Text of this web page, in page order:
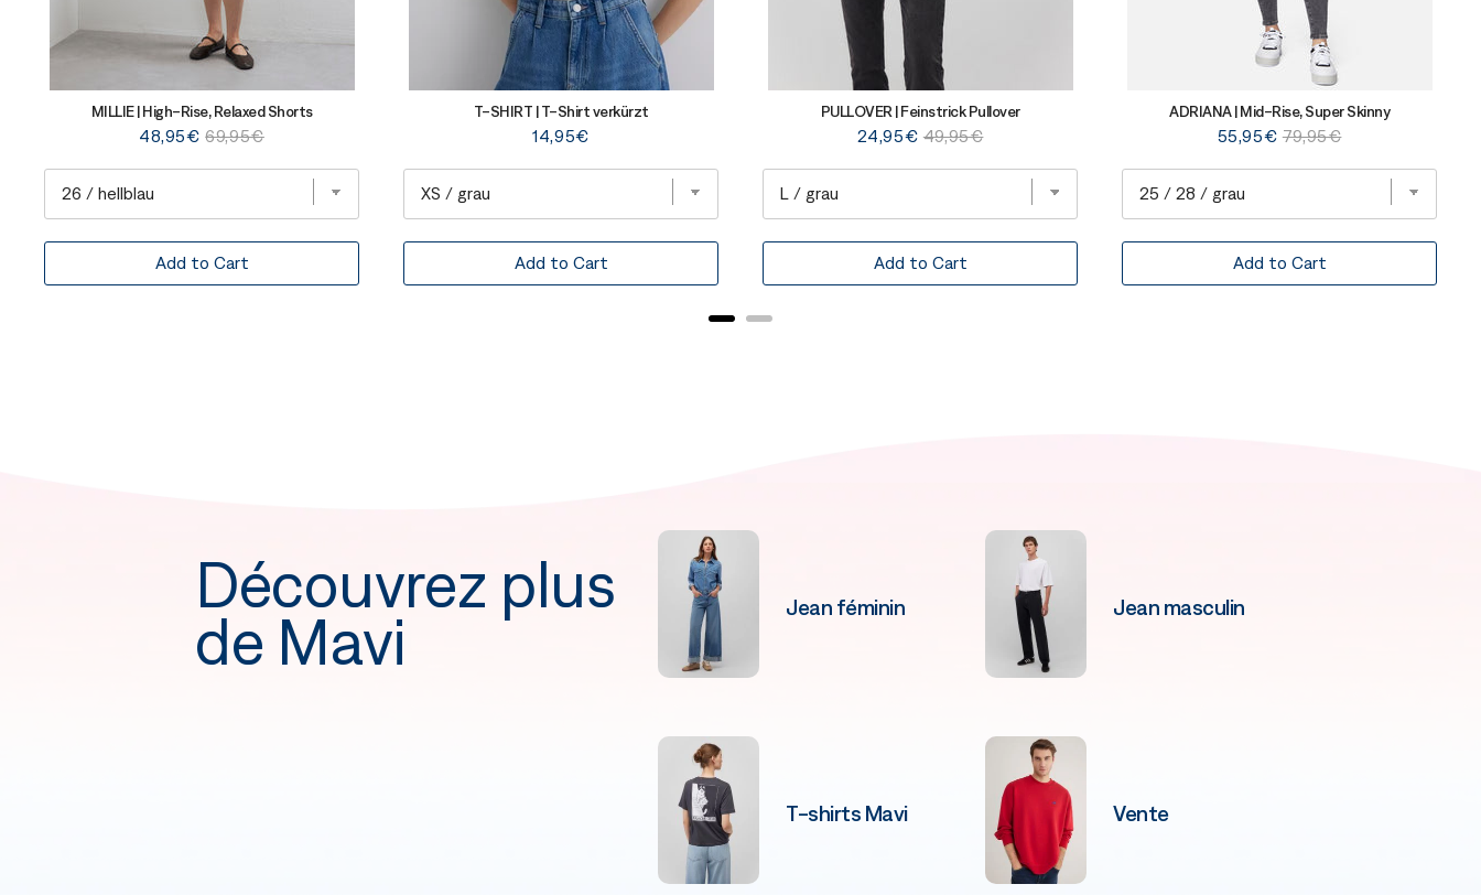
MILLIE | High-Rise, Relaxed Shorts
Sale
48,95€ Original
69,95€
Add to Cart
T-SHIRT | T-Shirt verkürzt
Price
14,95€
Add to Cart
PULLOVER | Feinstrick Pullover
Sale
24,95€ Original
49,95€
Add to Cart
ADRIANA | Mid-Rise, Super Skinny
Sale
55,95€ Original
79,95€
Add to Cart
Découvrez plus
de Mavi
Jean féminin Jean masculin
T-shirts Mavi Vente